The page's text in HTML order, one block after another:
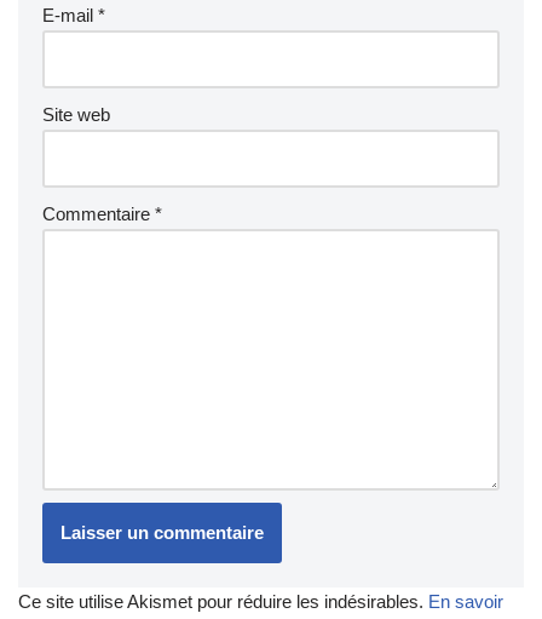
E-mail *
Site web
Commentaire *
Ce site utilise Akismet pour réduire les indésirables. En savoir